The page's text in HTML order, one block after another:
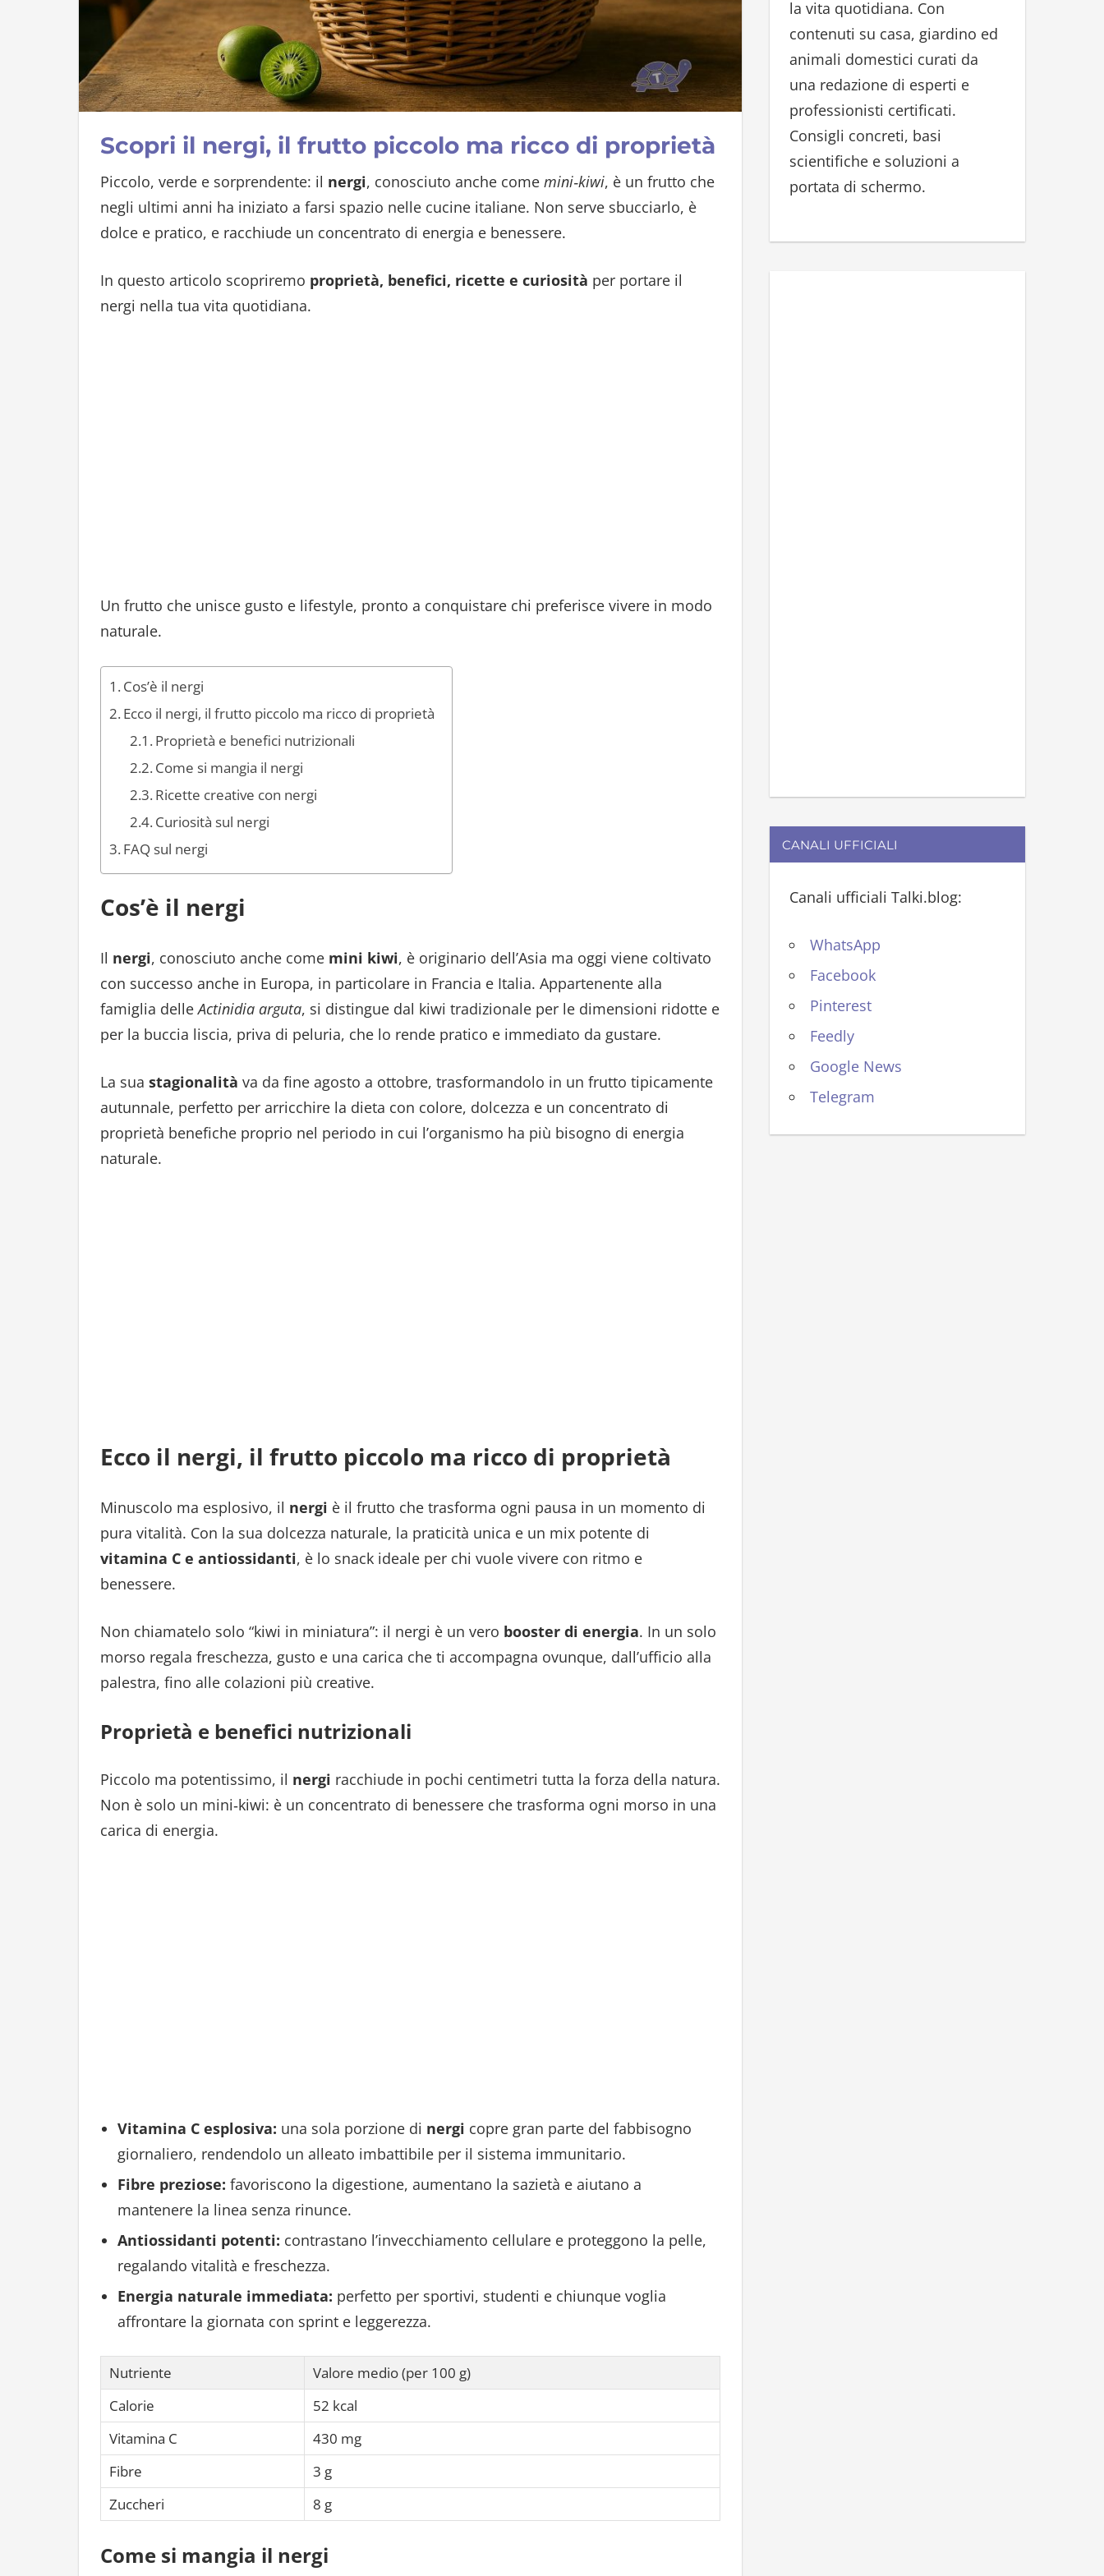
Scopri il nergi, il frutto piccolo ma ricco di proprietà
Piccolo, verde e sorprendente: il nergi, conosciuto anche come mini‑kiwi, è un frutto che
negli ultimi anni ha iniziato a farsi spazio nelle cucine italiane. Non serve sbucciarlo, è
dolce e pratico, e racchiude un concentrato di energia e benessere.
In questo articolo scopriremo proprietà, benefici, ricette e curiosità per portare il
nergi nella tua vita quotidiana.
Un frutto che unisce gusto e lifestyle, pronto a conquistare chi preferisce vivere in modo
naturale.
Cos’è il nergi
Ecco il nergi, il frutto piccolo ma ricco di proprietà
Proprietà e benefici nutrizionali
Come si mangia il nergi
Ricette creative con nergi
Curiosità sul nergi
FAQ sul nergi
Cos’è il nergi
Il nergi, conosciuto anche comemini kiwi, è originario dell’Asia ma oggi viene coltivato
con successo anche in Europa, in particolare in Francia e Italia. Appartenente alla
famiglia delleActinidia arguta, si distingue dal kiwi tradizionale per le dimensioni ridotte e
per la buccia liscia, priva di peluria, che lo rende pratico e immediato da gustare.
La sua stagionalità va da fine agosto a ottobre, trasformandolo in un frutto tipicamente
autunnale, perfetto per arricchire la dieta con colore, dolcezza e un concentrato di
proprietà benefiche proprio nel periodo in cui l’organismo ha più bisogno di energia
naturale.
Ecco il nergi, il frutto piccolo ma ricco di proprietà
Minuscolo ma esplosivo, il nergi è il frutto che trasforma ogni pausa in un momento di
pura vitalità. Con la sua dolcezza naturale, la praticità unica e un mix potente di
vitamina C e antiossidanti, è lo snack ideale per chi vuole vivere con ritmo e
benessere.
Non chiamatelo solo “kiwi in miniatura”: il nergi è un vero booster di energia. In un solo
morso regala freschezza, gusto e una carica che ti accompagna ovunque, dall’ufficio alla
palestra, fino alle colazioni più creative.
Proprietà e benefici nutrizionali
Piccolo ma potentissimo, il nergi racchiude in pochi centimetri tutta la forza della natura.
Non è solo un mini‑kiwi: è un concentrato di benessere che trasforma ogni morso in una
carica di energia.
Vitamina C esplosiva: una sola porzione di nergi copre gran parte del fabbisogno
giornaliero, rendendolo un alleato imbattibile per il sistema immunitario.
Fibre preziose: favoriscono la digestione, aumentano la sazietà e aiutano a
mantenere la linea senza rinunce.
Antiossidanti potenti: contrastano l’invecchiamento cellulare e proteggono la pelle,
regalando vitalità e freschezza.
Energia naturale immediata: perfetto per sportivi, studenti e chiunque voglia
affrontare la giornata con sprint e leggerezza.
Nutriente
Valore medio (per 100 g)
Calorie
52 kcal
Vitamina C
430 mg
Fibre
3 g
Zuccheri
8 g
Come si mangia il nergi
r
:
la vita quotidiana. Con
contenuti su casa, giardino ed
animali domestici curati da
una redazione di esperti e
professionisti certificati.
Consigli concreti, basi
scientifiche e soluzioni a
portata di schermo.
CANALI UFFICIALI
Canali ufficiali Talki.blog:
WhatsApp
Facebook
Pinterest
Feedly
Google News
Telegram